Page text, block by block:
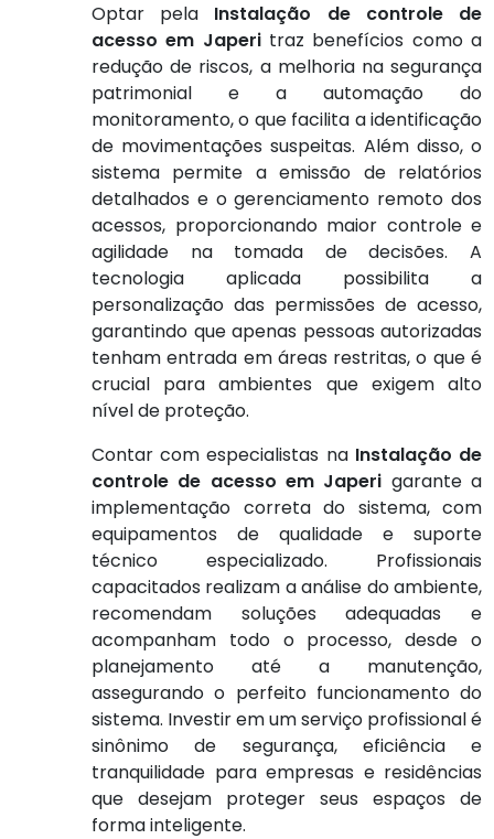
Optar pela Instalação de controle de
acesso em Japeritraz benefícios como a
redução de riscos, a melhoria na segurança
patrimonial e a automação do
monitoramento, o que facilita a identificação
de movimentações suspeitas. Além disso, o
sistema permite a emissão de relatórios
detalhados e o gerenciamento remoto dos
acessos, proporcionando maior controle e
agilidade na tomada de decisões. A
tecnologia aplicada possibilita a
personalização das permissões de acesso,
garantindo que apenas pessoas autorizadas
tenham entrada em áreas restritas, o que é
crucial para ambientes que exigem alto
nível de proteção.
Contar com especialistas na Instalação de
controle de acesso em Japeri garante a
implementação correta do sistema, com
equipamentos de qualidade e suporte
técnico especializado. Profissionais
capacitados realizam a análise do ambiente,
recomendam soluções adequadas e
acompanham todo o processo, desde o
planejamento até a manutenção,
assegurando o perfeito funcionamento do
sistema. Investir em um serviço profissional é
sinônimo de segurança, eficiência e
tranquilidade para empresas e residências
que desejam proteger seus espaços de
forma inteligente.